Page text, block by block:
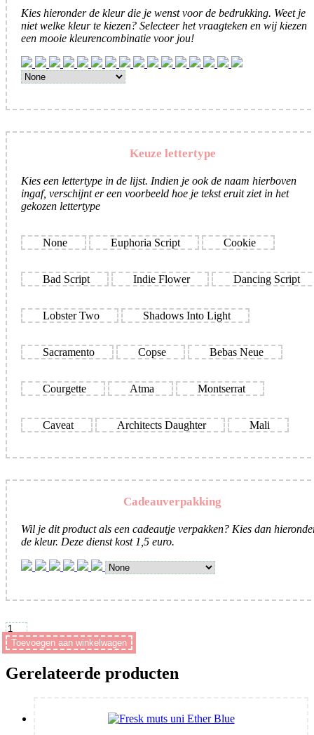
Kies hieronder de kleur die je wenst voor de bedrukking. Weet je
niet welke kleur te kiezen? Selecteer het vraagteken en wij kiezen
een mooie kleurencombinatie voor jou!
Keuze lettertype
Kies een lettertype in de lijst. Indien je ook de naam hierboven
ingaf, verschijnt er een voorbeeld hoe je tekst eruit ziet in het
gekozen lettertype
None Euphoria Script Cookie
Bad Script Indie Flower Dancing Script
Lobster Two Shadows Into Light
Sacramento Copse Bebas Neue
Courgette Atma Montserrat
Caveat Architects Daughter Mali
Cadeauverpakking
Wil je dit product als een cadeautje verpakken? Kies dan
de kleur. Deze dienst kost 1,5 euro.
Happy
Horse
Rabbit
Richie
Ivory
Toevoegen aan winkelwagen
Gerelateerde producten